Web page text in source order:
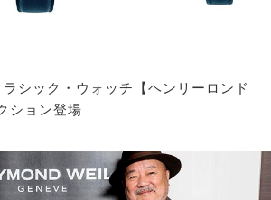
シック・ウォッチ【ヘンリーロンド
ション登場